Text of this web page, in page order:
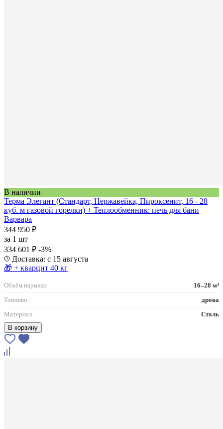
В наличии
Терма Элегант (Стандарт, Нержавейка, Пироксенит, 16 - 28
куб. м газовой горелки) + Теплообменник: печь для бани
Варвара
344 950 ₽
за 1 шт
334 601 ₽ -3%
Доставка: с 15 августа
🎁 + кварцит 40 кг
Объём парилки
16–28 м³
Топливо
дрова
Материал
Сталь
В корзину